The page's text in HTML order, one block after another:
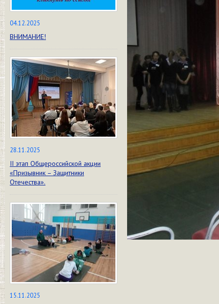
04.12.2025
ВНИМАНИЕ!
28.11.2025
II этап Общероссийской акции
«Призывник – Защитники
Отечества».
15.11.2025